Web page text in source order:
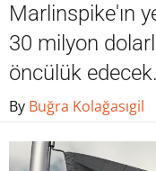
Marlinspike'ın
30 milyon
öncülük edecek.
By Buğra Kolağasıgil